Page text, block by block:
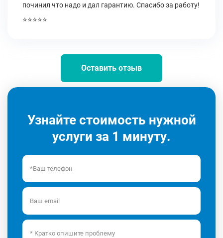
починил что надо и дал гарантию. Спасибо за работу!
⭐⭐⭐⭐⭐
Оставить отзыв
Узнайте стоимость нужной
услуги за 1 минуту.